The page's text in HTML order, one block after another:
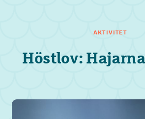
AKTIVITET
Höstlov: